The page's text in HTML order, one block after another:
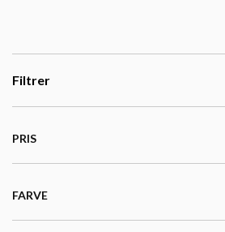
Filtrer
PRIS
FARVE